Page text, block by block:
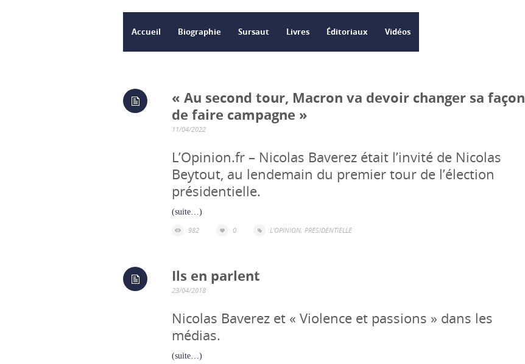
Accueil Biographie Sursaut Livres Éditoriaux Vidéos
« Au second tour, Macron va devoir changer sa façon
de faire campagne »
11/04/2022
L’Opinion.fr – Nicolas Baverez était l’invité de Nicolas
Beytout, au lendemain du premier tour de l’élection
présidentielle.
(suite…)
982
0 L'OPINION, PRESIDENTIELLE
Ils en parlent
23/04/2018
Nicolas Baverez et « Violence et passions » dans les
médias.
(suite…)